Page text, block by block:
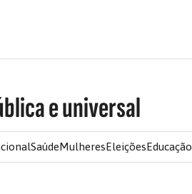
e universal
SaúdeMulheresEleiçõesEducação